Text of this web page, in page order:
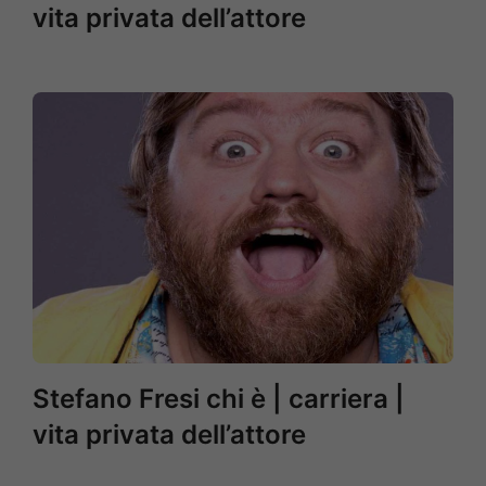
vita privata dell’attore
Stefano Fresi chi è | carriera |
vita privata dell’attore